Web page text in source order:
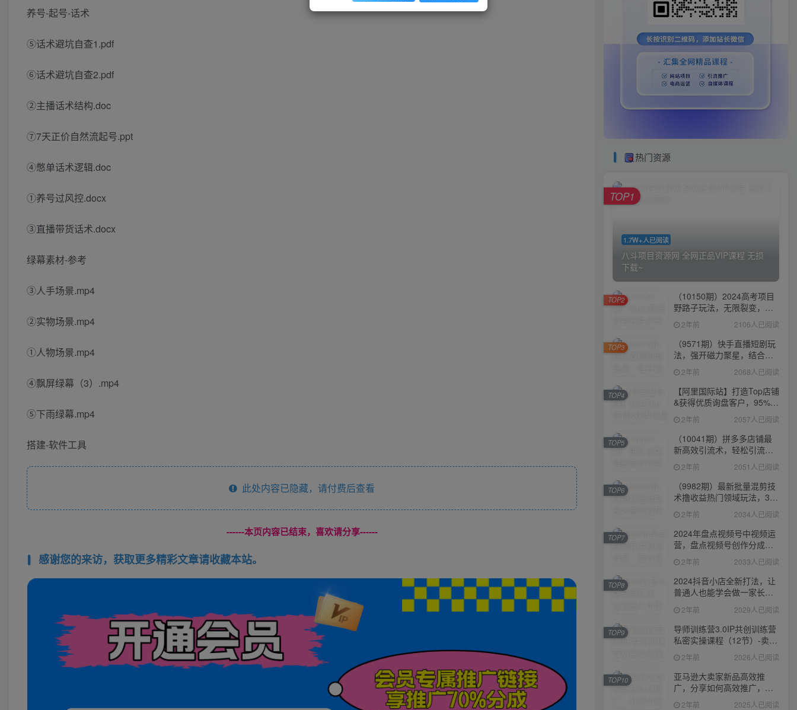
养号-起号-话术
⑤话术避坑自查1.pdf
⑥话术避坑自查2.pdf
②主播话术结构.doc
⑦7天正价自然流起号.ppt
④憋单话术逻辑.doc
①养号过风控.docx
③直播带货话术.docx
绿幕素材-参考
③人手场景.mp4
②实物场景.mp4
①人物场景.mp4
④飘屏绿幕（3）.mp4
⑤下雨绿幕.mp4
搭建-软件工具
此处内容已隐藏，请付费后查看
------本页内容已结束，喜欢请分享------
感谢您的来访，获取更多精彩文章请收藏本站。
热门资源
1.7W+人已阅读
八斗项目资源网 全网正品VIP课程 无损
下载~
TOP1
（10150期）2024高考项目
野路子玩法，无限裂变，最
高一天1W＋！
2年前 2106人已阅读
TOP2
（9571期）快手直播短剧玩
法，强开磁力聚星，结合多
种变现方式日入600+
2年前 2068人已阅读
TOP3
【阿里国际站】打造Top店铺
&获得优质询盘客户，​95%的
国际站讲师不会说的运营技
巧 2年前 2057人已阅读
TOP4
（10041期）拼多多店铺最
新高效引流术，轻松引流
400+创业粉，精准日变现五
位数！
2年前 2051人已阅读
TOP5
（9982期）最新批量混剪技
术撸收益热门领域玩法，3分
钟一条原创视频，轻松日入
1000＋
2年前 2034人已阅读
TOP6
2024年盘点视频号中视频运
营，盘点视频号创作分成计
划，快速过原创日入300+
2年前 2033人已阅读
TOP7
2024抖音小店全新打法，让
普通人也能学会做一家长久
稳定赚钱的抖店
2年前 2029人已阅读
TOP8
导师训练营3.0IP共创训练营
私密实操课程（12节）-卖项
目的密码成功秘诀
2年前 2026人已阅读
TOP9
亚马逊大卖家新品高效推
广，分享如何高效推广，打
造百万美金爆款单品
2年前 2025人已阅读
TOP10